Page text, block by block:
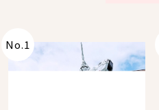
No.1